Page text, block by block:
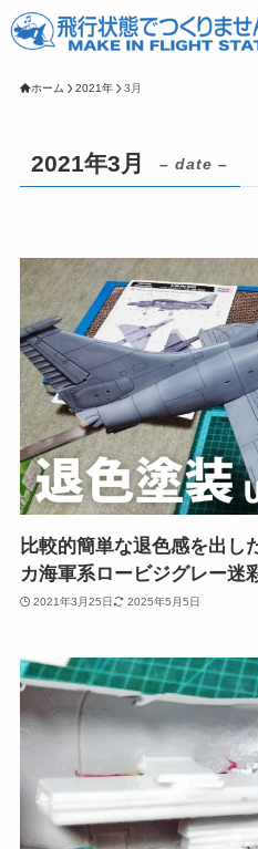
ホーム 2021年 3月
2021年3月 – date –
比較的簡単な退色感を出し
カ海軍系ロービジグレー迷
2021年3月25日 2025年5月5日